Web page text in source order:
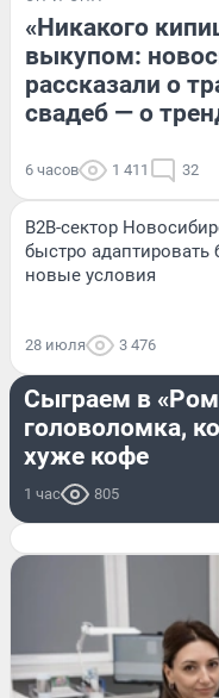
«Никакого
выкупом:
рассказали о
свадеб — о
6 часов 1 411 32
B2B-сектор
быстро адаптировать
новые условия
28 июля 3 476
РАЗВЛЕЧЕНИЯ
Сыграем в
головоломка,
хуже кофе
1 час 805